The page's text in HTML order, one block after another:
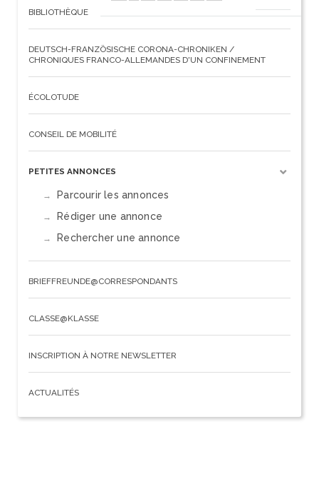
BIBLIOTHÈQUE
DEUTSCH-FRANZÖSISCHE CORONA-CHRONIKEN /
CHRONIQUES FRANCO-ALLEMANDES D'UN CONFINEMENT
ÉCOLOTUDE
CONSEIL DE MOBILITÉ
PETITES ANNONCES
Parcourir les annonces
Rédiger une annonce
Rechercher une annonce
BRIEFFREUNDE@CORRESPONDANTS
CLASSE@KLASSE
INSCRIPTION À NOTRE NEWSLETTER
ACTUALITÉS